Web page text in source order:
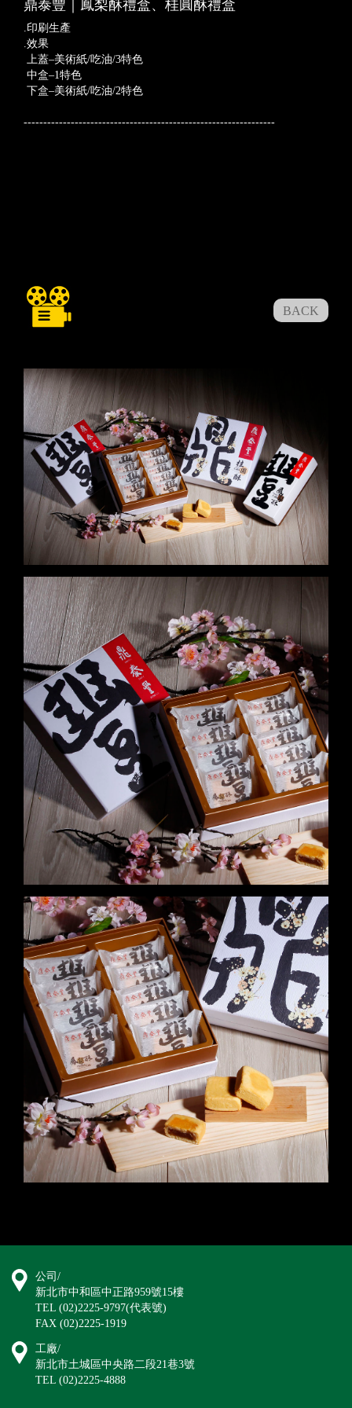
鼎泰豐｜鳳梨酥禮盒、桂圓酥禮盒
.印刷生產
.效果
上蓋–美術紙/吃油/3特色
中盒–1特色
下盒–美術紙/吃油/2特色
----------------------------------------------------------------
BACK
公司/
新北市中和區中正路959號15樓
TEL (02)2225-9797(代表號)
FAX (02)2225-1919
工廠/
新北市土城區中央路二段21巷3號
TEL (02)2225-4888